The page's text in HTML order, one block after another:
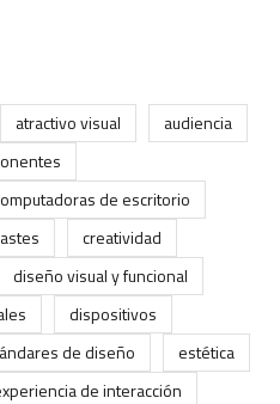
atractivo visual
audiencia
de escritorio
creatividad
diseño visual y funcional
dispositivos
de diseño
estética
de interacción